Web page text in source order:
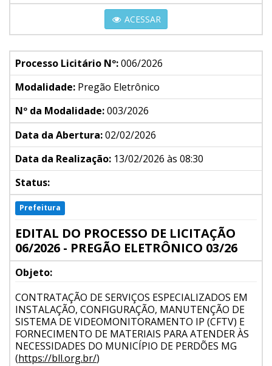
ACESSAR
Processo Licitário Nº:006/2026
Modalidade: Pregão Eletrônico
Nº da Modalidade:003/2026
Data da Abertura:02/02/2026
Data da Realização: 13/02/2026 às 08:30
Status:
Prefeitura
EDITAL DO PROCESSO DE LICITAÇÃO
06/2026 - PREGÃO ELETRÔNICO 03/26
Objeto:
CONTRATAÇÃO DE SERVIÇOS ESPECIALIZADOS EM
INSTALAÇÃO, CONFIGURAÇÃO, MANUTENÇÃO DE
SISTEMA DE VIDEOMONITORAMENTO IP (CFTV) E
FORNECIMENTO DE MATERIAIS PARA ATENDER ÀS
NECESSIDADES DO MUNICÍPIO DE PERDÕES MG
(https://bll.org.br/)